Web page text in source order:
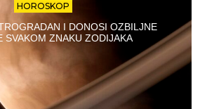
HOROSKOP
I DONOSI OZBILJNE
SVAKOM ZNAKU ZODIJAKA